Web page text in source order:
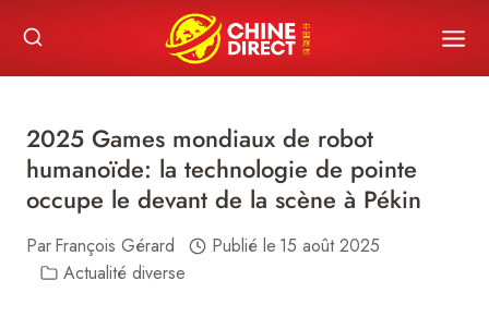
content
2025 Games mondiaux de robot
humanoïde: la technologie de pointe
occupe le devant de la scène à Pékin
ParFrançois Gérard Publié le 15 août 2025
Actualité diverse